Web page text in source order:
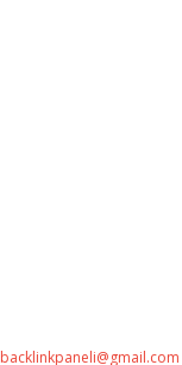
backlinkpaneli@gmail.com